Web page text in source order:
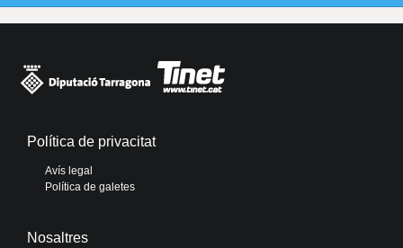
Política de privacitat
Avís legal
Política de galetes
Nosaltres